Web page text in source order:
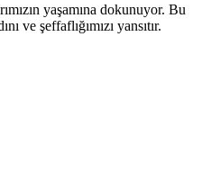
yaşamına dokunuyor. Bu
ve şeffaflığımızı yansıtır.